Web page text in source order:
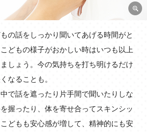
の話をしっかり聞いてあげる時間がと
どもの様子がおかしい時はいつも以上
しょう。今の気持ちを打ち明けるだけ
なることも。
で話を遮ったり片手間で聞いたりしな
握ったり、体を寄せ合ってスキンシッ
どもも安心感が増して、精神的にも安